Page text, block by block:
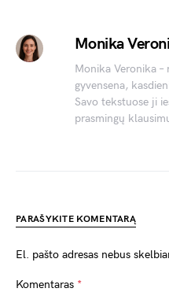
Monika
Monika Veronika
gyvensena,
Savo tekstuose ji
prasmingų
PARAŠYKITE KOMENTARĄ
El. pašto adresas nebus
Komentaras *